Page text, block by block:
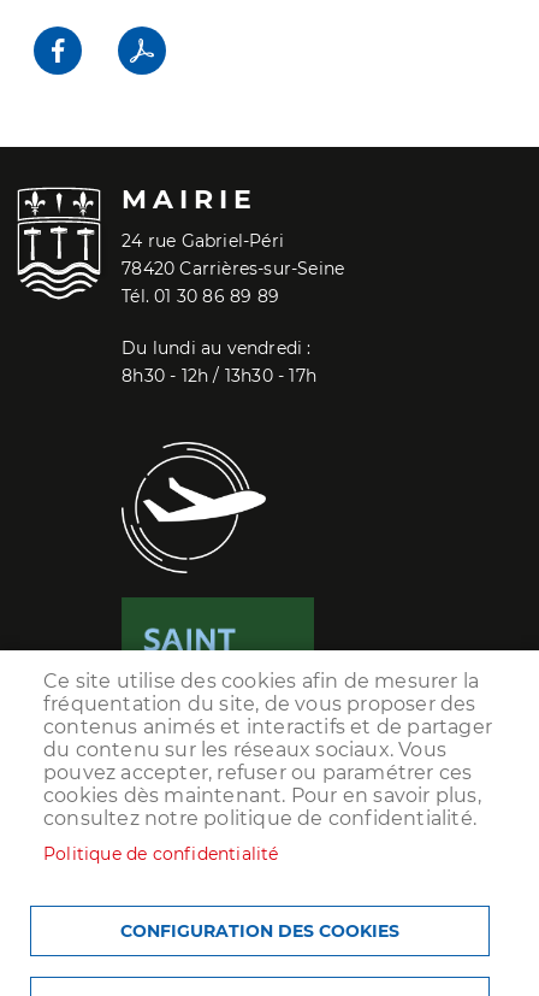
MAIRIE
24 rue Gabriel-Péri
78420 Carrières-sur-Seine
Tél. 01 30 86 89 89
Du lundi au vendredi :
8h30 - 12h / 13h30 - 17h
Pied
PLAN DU SITE MENTIONS LÉGALES
Ce site utilise des cookies afin de mesurer la
fréquentation du site, de vous proposer des
contenus animés et interactifs et de partager
du contenu sur les réseaux sociaux. Vous
pouvez accepter, refuser ou paramétrer ces
cookies dès maintenant. Pour en savoir plus,
consultez notre politique de confidentialité.
Politique de confidentialité
CONFIGURATION DES COOKIES